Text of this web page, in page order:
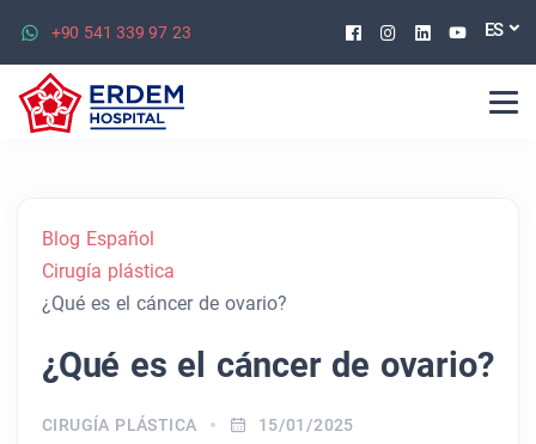
+90 541 339 97 23 Facebook
Instagram
Linkedin
ES
Blog Español
Cirugía plástica
¿Qué es el cáncer de ovario?
¿Qué es el cáncer de ovario?
CIRUGÍA PLÁSTICA 15/01/2025